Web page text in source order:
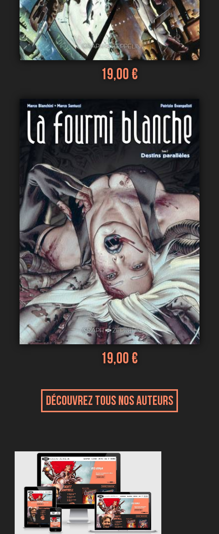
Découvrez tous nos auteurs
Voir
Ajouter au panier
19,00 €
Voir
Ajouter au panier
19,00 €